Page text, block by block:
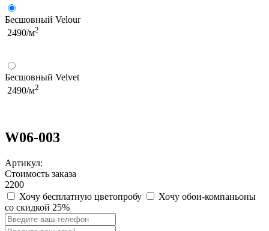
Бесшовный Velour
2490/м2
Бесшовный Velvet
2490/м2
W06-003
Артикул:
Стоимость заказа
2200
Хочу бесплатную цветопробу
Хочу обои-компаньоны
со скидкой 25%